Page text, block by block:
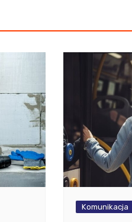
Komunikacja